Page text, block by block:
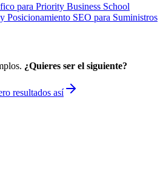
para Priority Business School
Posicionamiento SEO para Suministros
¿Quieres ser el siguiente?
resultados así